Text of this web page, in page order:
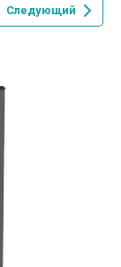
Следующий